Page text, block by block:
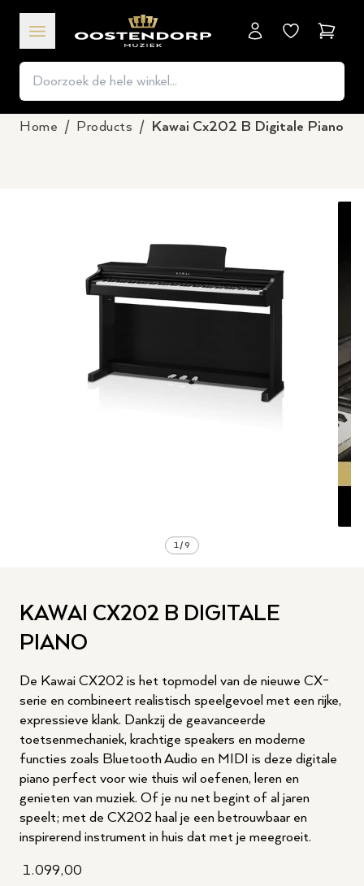
Home / Products / Kawai Cx202 B Digitale Piano
1/9
KAWAI CX202 B DIGITALE
PIANO
De Kawai CX202 is het topmodel van de nieuwe CX-
serie en combineert realistisch speelgevoel met een rijke,
expressieve klank. Dankzij de geavanceerde
toetsenmechaniek, krachtige speakers en moderne
functies zoals Bluetooth Audio en MIDI is deze digitale
piano perfect voor wie thuis wil oefenen, leren en
genieten van muziek. Of je nu net begint of al jaren
speelt; met de CX202 haal je een betrouwbaar en
inspirerend instrument in huis dat met je meegroeit.
1.099,00